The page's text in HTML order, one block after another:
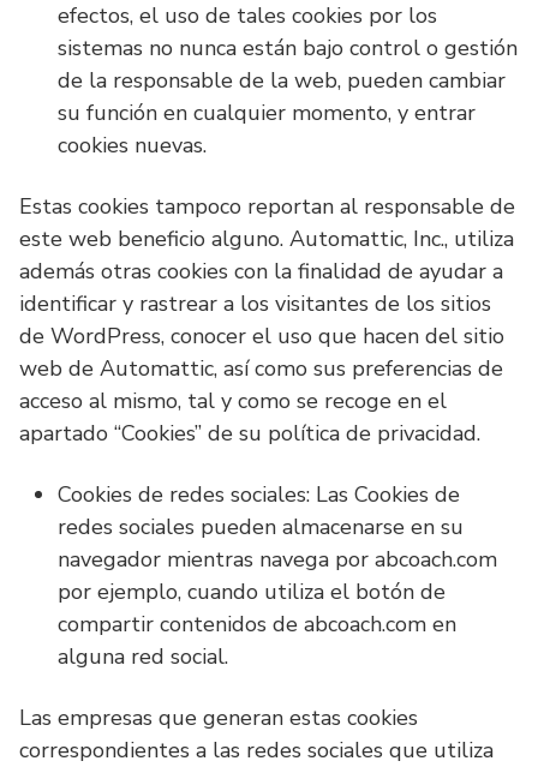
efectos, el uso de tales cookies por los
sistemas no nunca están bajo control o gestión
de la responsable de la web, pueden cambiar
su función en cualquier momento, y entrar
cookies nuevas.
Estas cookies tampoco reportan al responsable de
este web beneficio alguno. Automattic, Inc., utiliza
además otras cookies con la finalidad de ayudar a
identificar y rastrear a los visitantes de los sitios
de WordPress, conocer el uso que hacen del sitio
web de Automattic, así como sus preferencias de
acceso al mismo, tal y como se recoge en el
apartado “Cookies” de su política de privacidad.
Cookies de redes sociales: Las Cookies de
redes sociales pueden almacenarse en su
navegador mientras navega por abcoach.com
por ejemplo, cuando utiliza el botón de
compartir contenidos de abcoach.com en
alguna red social.
Las empresas que generan estas cookies
correspondientes a las redes sociales que utiliza